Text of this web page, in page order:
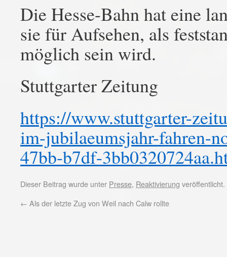
Die Hesse-Bahn hat eine
sie für Aufsehen, als
möglich sein wird.
Stuttgarter Zeitung
https://www.stuttgarter-
im-jubilaeumsjahr-fahren-
47bb-b7df-
Dieser Beitrag wurde unter Presse, Reaktivierung
← Als der letzte Zug von Weil nach Calw rollte